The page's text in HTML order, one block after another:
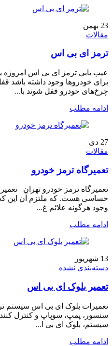
23 بهمن
مقالات
ترمز ای بی اس
عیب یابی ترمز ای بی اس
برای خودروها وجود داشته باشد
چرخ‌های خودرو قفل شوند با...
ادامه مطلب
27 دی
مقالات
تعمیرگاه ترمز خودرو
تعمیرگاه ترمز خودرو تهران
حساسی هست. که ملتزم آن این
وجود هرگونه علائم غ...
ادامه مطلب
13 شهریور
دسته‌بندی نشده
تعمیر بلوک ای بی اس
تعمیرات بلوک ای بی اس سیستم
سنسور، پمپ، سوپاپ و کنترل
سیستم، بلوک ای بی ا...
ادامه مطلب